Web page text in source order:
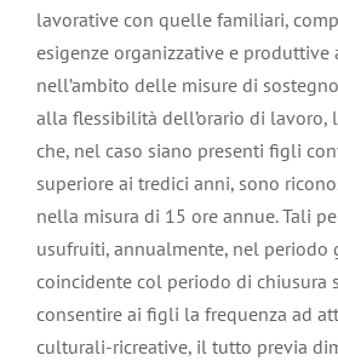
lavorative con quelle familiari,
esigenze organizzative e produttive
nell’ambito delle misure di
alla flessibilità dell’orario di lavoro,
che, nel caso siano presenti figli
superiore ai tredici anni, sono
nella misura di 15 ore annue. Tali
usufruiti, annualmente, nel periodo
coincidente col periodo di chiusura
consentire ai figli la frequenza ad
culturali-ricreative, il tutto previa